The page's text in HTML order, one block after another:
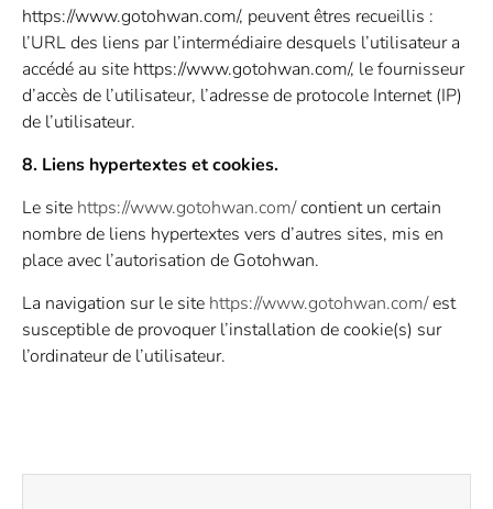
https://www.gotohwan.com/, peuvent êtres recueillis :
l’URL des liens par l’intermédiaire desquels l’utilisateur a
accédé au site https://www.gotohwan.com/, le fournisseur
d’accès de l’utilisateur, l’adresse de protocole Internet (IP)
de l’utilisateur.
8. Liens hypertextes et cookies.
Le site https://www.gotohwan.com/contient un certain
nombre de liens hypertextes vers d’autres sites, mis en
place avec l’autorisation de Gotohwan.
La navigation sur le site https://www.gotohwan.com/est
susceptible de provoquer l’installation de cookie(s) sur
l’ordinateur de l’utilisateur.